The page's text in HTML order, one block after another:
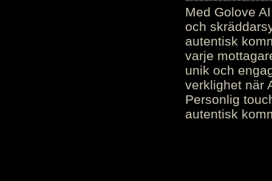
Med Golove
och
autentisk
varje
unik och
verklighet när
Personlig
autentisk